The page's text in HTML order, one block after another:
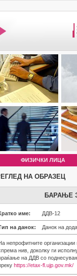
ФИЗИЧКИ ЛИЦА
НА ОБРАЗЕЦ
БАРАЊЕ
име: ДДВ-12
на данок: Данок на
непрофитните
нив, доколку ги
на ДДВ со
https://etax-fl.ujp.gov.mk/